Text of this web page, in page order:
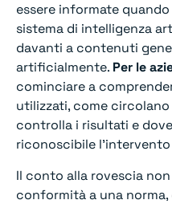
essere informate
sistema di intelligenza
davanti a contenuti
artificialmente. Per le
cominciare a
utilizzati, come
controlla i risultati e
riconoscibile l’intervento
Il conto alla rovescia
conformità a una